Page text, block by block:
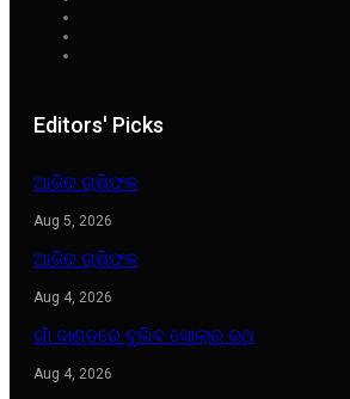
Editors' Picks
ଆଜିର ରାଶିଫଳ
Aug 5, 2026
ଆଜିର ରାଶିଫଳ
Aug 4, 2026
ଗାଁ ଦାଣ୍ଡରେ ବୁଲିବ ସୋଲାର ରଥ
Aug 4, 2026